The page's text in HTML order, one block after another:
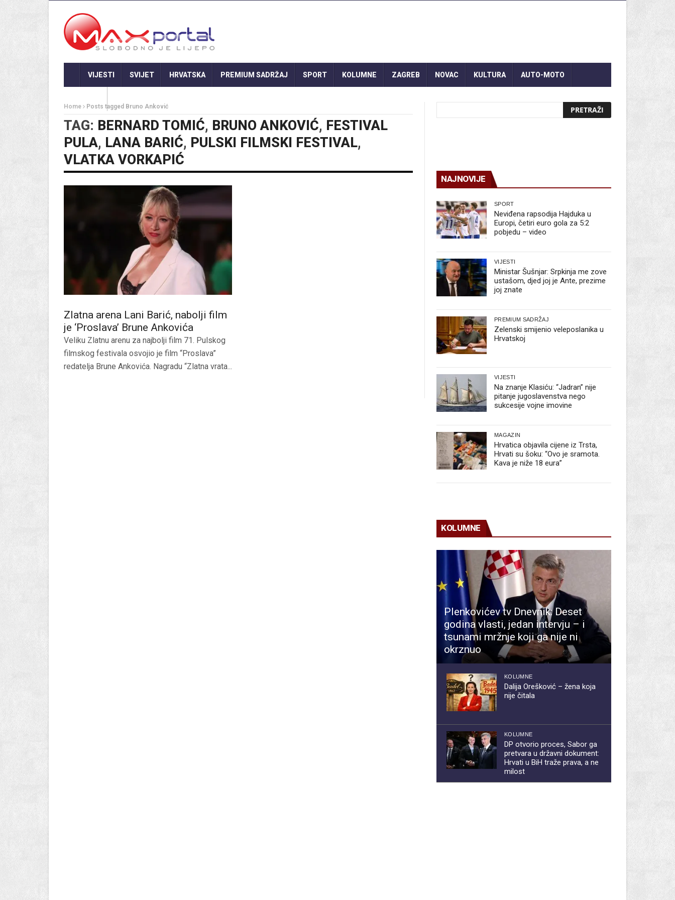
VIJESTI SVIJET HRVATSKA PREMIUM SADRŽAJ SPORT KOLUMNE ZAGREB NOVAC KULTURA AUTO-MOTO
Home Posts tagged Bruno Anković
TAG: BERNARD TOMIĆ, BRUNO ANKOVIĆ, FESTIVAL
PULA, LANA BARIĆ, PULSKI FILMSKI FESTIVAL,
VLATKA VORKAPIĆ
Zlatna arena Lani Barić, nabolji film
je ‘Proslava’ Brune Ankovića
Veliku Zlatnu arenu za najbolji film 71. Pulskog
filmskog festivala osvojio je film “Proslava”
redatelja Brune Ankovića. Nagradu “Zlatna vrata...
NAJNOVIJE
SPORT
Neviđena rapsodija Hajduka u
Europi, četiri euro gola za 5:2
pobjedu – video
VIJESTI
Ministar Šušnjar: Srpkinja me zove
ustašom, djed joj je Ante, prezime
joj znate
PREMIUM SADRŽAJ
Zelenski smijenio veleposlanika u
Hrvatskoj
VIJESTI
Na znanje Klasiću: “Jadran” nije
pitanje jugoslavenstva nego
sukcesije vojne imovine
MAGAZIN
Hrvatica objavila cijene iz Trsta,
Hrvati su šoku: “Ovo je sramota.
Kava je niže 18 eura”
KOLUMNE
Plenkovićev tv Dnevnik: Deset
godina vlasti, jedan intervju – i
tsunami mržnje koji ga nije ni
okrznuo
KOLUMNE
Dalija Orešković – žena koja
nije čitala
KOLUMNE
DP otvorio proces, Sabor ga
pretvara u državni dokument:
Hrvati u BiH traže prava, a ne
milost